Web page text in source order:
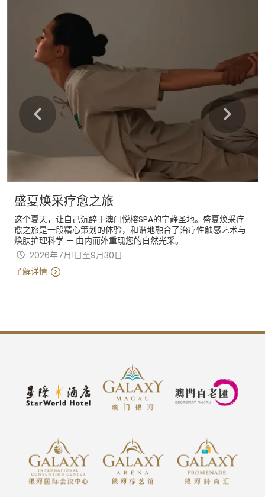
盛夏焕采疗愈之旅
这个夏天，让自己沉醉于澳门悦榕SPA的宁静圣地。盛夏焕采疗
愈之旅是一段精心策划的体验，和谐地融合了治疗性触感艺术与
焕肤护理科学 — 由内而外重现您的自然光采。
2026年7月1日至9月30日
了解详情